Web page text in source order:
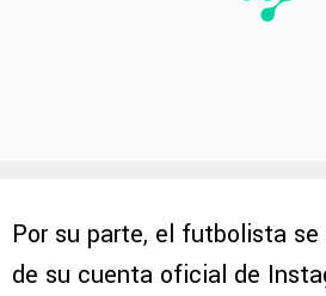
Por su parte, el futbolista
de su cuenta oficial de